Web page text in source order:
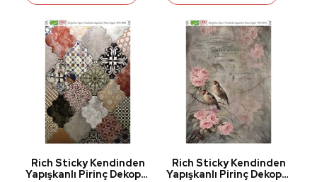
Rich Sticky Kendinden
Yapışkanlı Pirinç Dekopaj
Rich Sticky Kendinden
Yapışkanlı Pirinç Dekopaj